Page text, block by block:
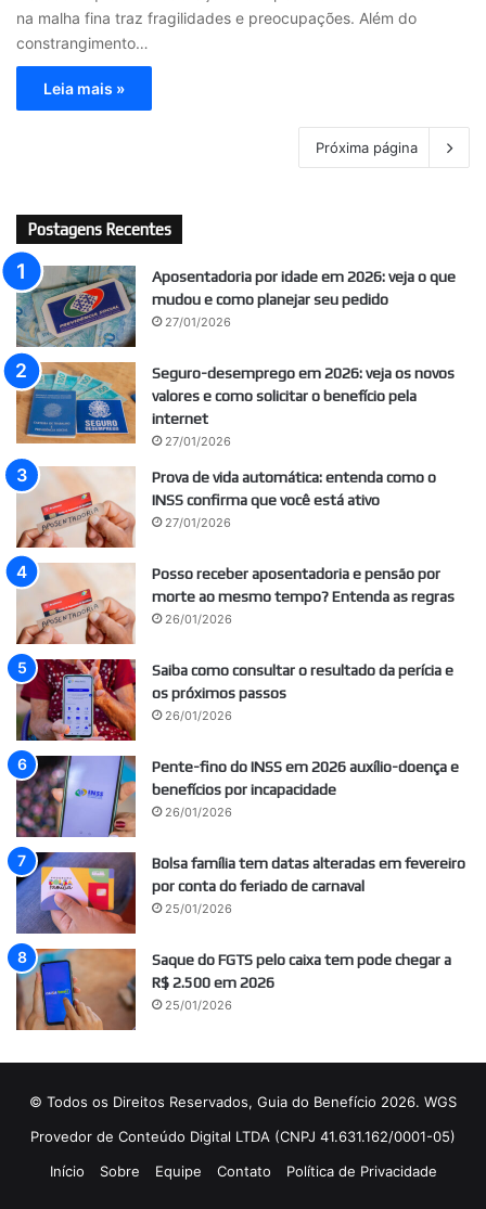
na malha fina traz fragilidades e preocupações. Além do
constrangimento…
Leia mais »
Próxima página
Postagens Recentes
Aposentadoria por idade em 2026: veja o que
mudou e como planejar seu pedido
27/01/2026
Seguro-desemprego em 2026: veja os novos
valores e como solicitar o benefício pela
internet
27/01/2026
Prova de vida automática: entenda como o
INSS confirma que você está ativo
27/01/2026
Posso receber aposentadoria e pensão por
morte ao mesmo tempo? Entenda as regras
26/01/2026
Saiba como consultar o resultado da perícia e
os próximos passos
26/01/2026
Pente-fino do INSS em 2026 auxílio-doença e
benefícios por incapacidade
26/01/2026
Bolsa família tem datas alteradas em fevereiro
por conta do feriado de carnaval
25/01/2026
Saque do FGTS pelo caixa tem pode chegar a
R$ 2.500 em 2026
25/01/2026
© Todos os Direitos Reservados, Guia do Benefício 2026. WGS
Provedor de Conteúdo Digital LTDA (CNPJ 41.631.162/0001-05)
Início
Sobre Equipe Contato Política de Privacidade